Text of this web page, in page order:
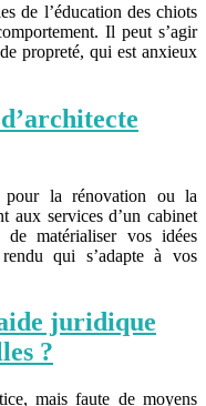
de l’éducation des chiots
Il peut s’agir
propreté, qui est anxieux
pour la rénovation ou la
aux services d’un cabinet
de matérialiser vos idées
qui s’adapte à vos
juridique
?
mais faute de moyens